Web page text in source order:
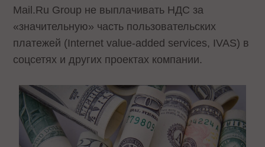
Mail.Ru Group не выплачивать НДС за
«значительную» часть пользовательских
платежей (Internet value-added services, IVAS) в
соцсетях и других проектах компании.